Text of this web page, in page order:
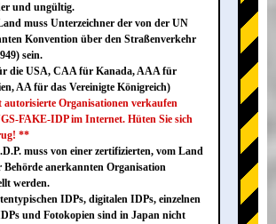
und ungültig.
muss Unterzeichner der von der UN
Konvention über den Straßenverkehr
sein.
die USA, CAA für Kanada, AAA für
AA für das Vereinigte Königreich)
Organisationen verkaufen
FAKE-IDP im Internet. Hüten Sie sich
**
muss von einer zertifizierten, vom Land
Behörde anerkannten Organisation
werden.
IDPs, digitalen IDPs, einzelnen
und Fotokopien sind in Japan nicht